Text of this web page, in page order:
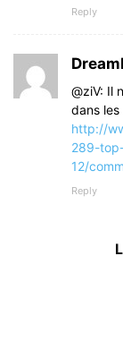
Reply
@ziV: Il
dans les
http://
289-
12/
Reply